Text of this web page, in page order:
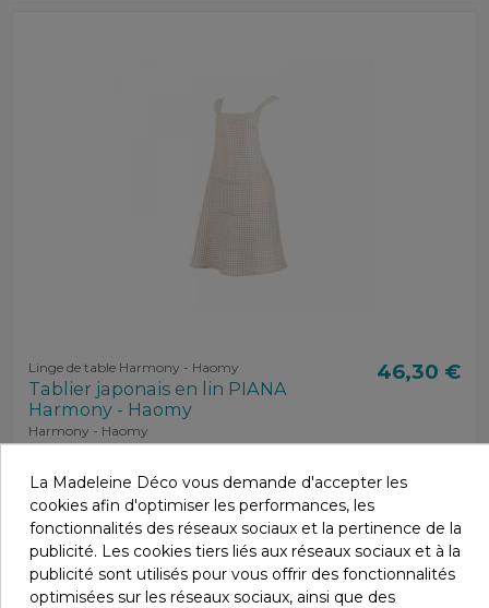
Linge de table Harmony - Haomy
Tablier japonais en lin PIANA
Harmony - Haomy
Harmony - Haomy
46,30 €
La Madeleine Déco vous demande d'accepter les
cookies afin d'optimiser les performances, les
fonctionnalités des réseaux sociaux et la pertinence de la
publicité. Les cookies tiers liés aux réseaux sociaux et à la
publicité sont utilisés pour vous offrir des fonctionnalités
optimisées sur les réseaux sociaux, ainsi que des